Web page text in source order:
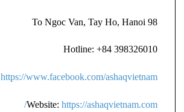
98 To Ngoc Van, Tay Ho, Hanoi
Hotline: +84 398326010
https://www.facebook.com/ashaqvietnam
Website: https://ashaqvietnam.com/